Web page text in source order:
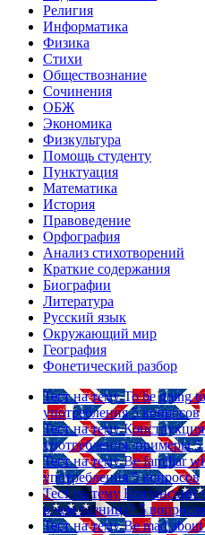
Религия
Информатика
Физика
Стихи
Обществознание
Сочинения
ОБЖ
Экономика
Физкультура
Помощь студенту
Пунктуация
Математика
История
Правоведение
Орфография
Анализ стихотворений
Краткие содержания
Биографии
Литература
Русский язык
Окружающий мир
География
Фонетический разбор
Тест на тему To be going
употребления 5 вопросов
Тест на тему
употребления, примеры 5
Тест на тему Be familiar
употребления 5 вопросов
Тест на тему Британский
в чем разница? 5
Тест на тему Be mad